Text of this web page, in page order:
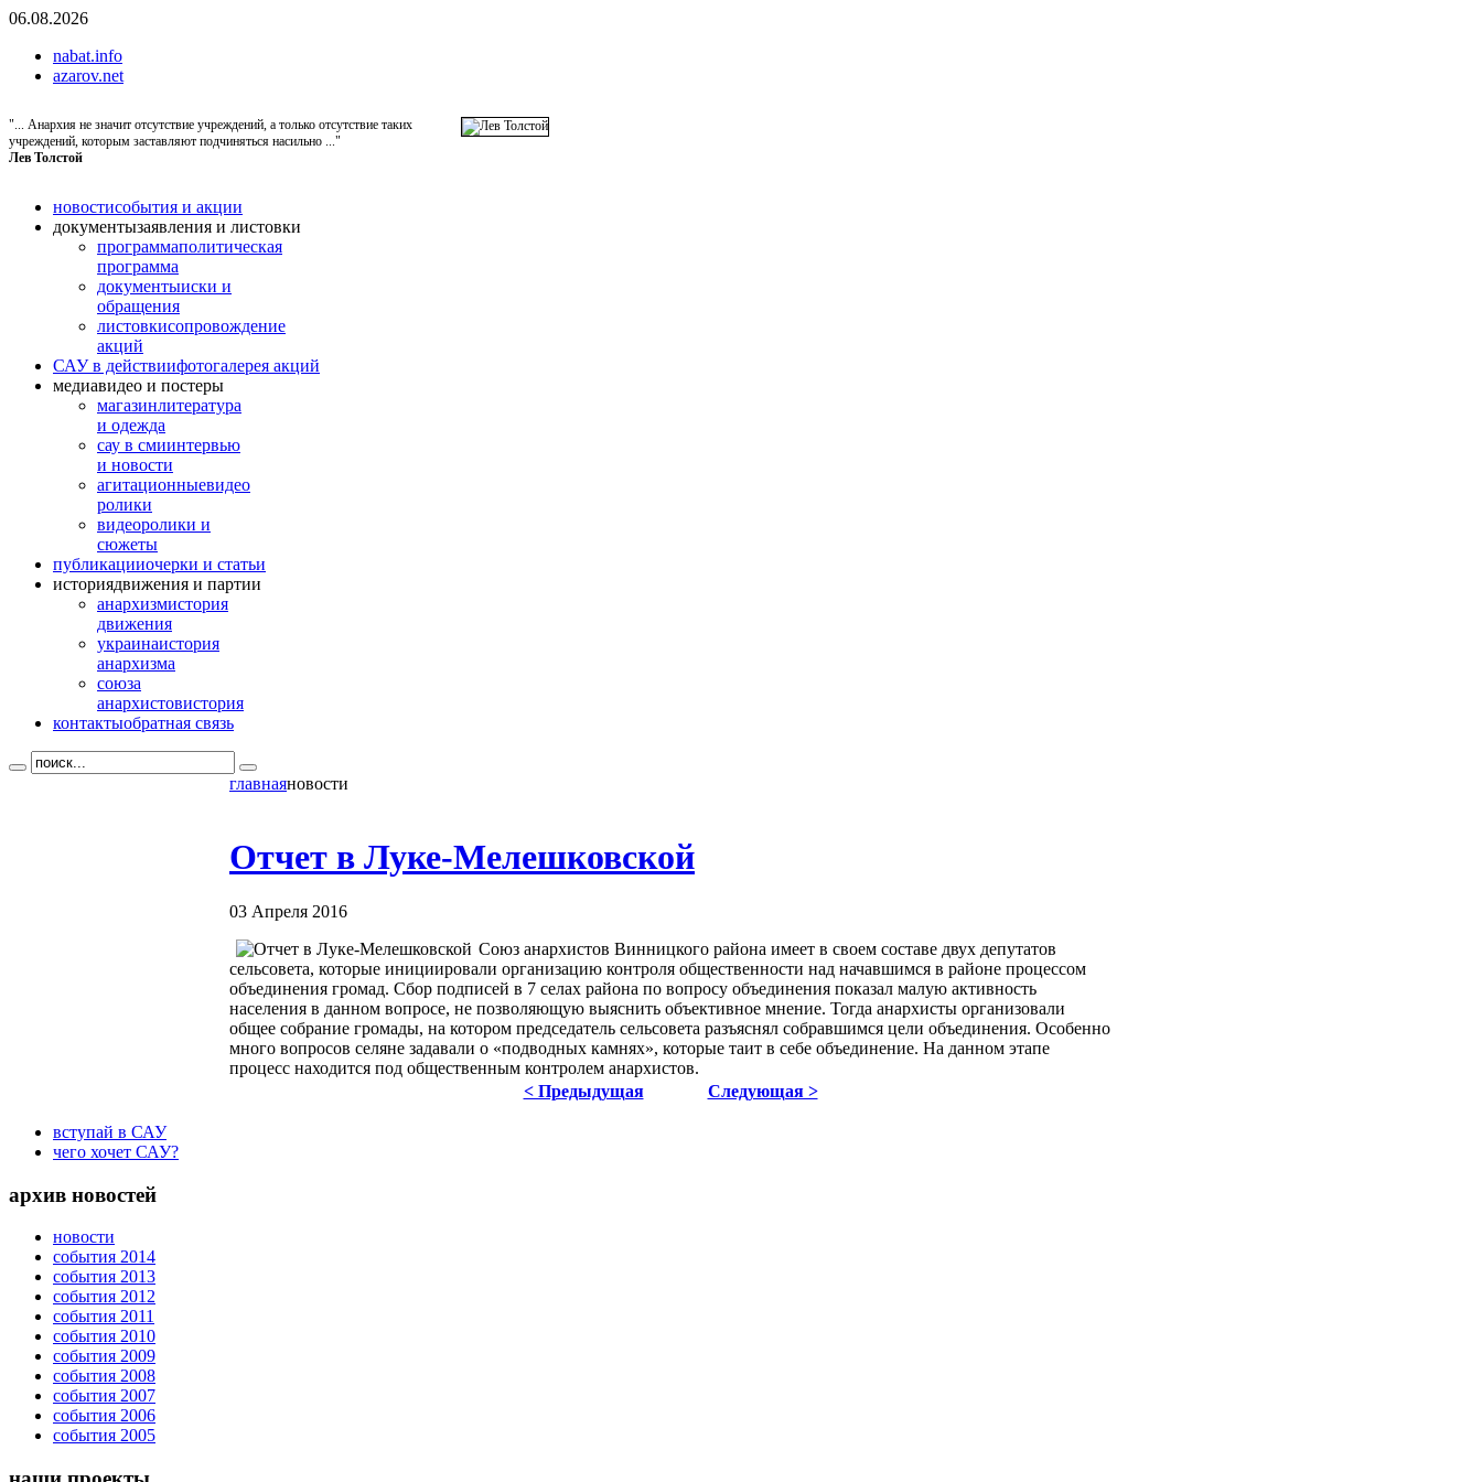
06.08.2026
nabat.info
azarov.net
"... Анархия не значит отсутствие учреждений, а только отсутствие таких
учреждений, которым заставляют подчиняться насильно ..."
Лев Толстой
новостисобытия и акции
документызаявления и листовки
программаполитическая
программа
документыиски и
обращения
листовкисопровождение
акций
САУ в действиифотогалерея акций
медиавидео и постеры
магазинлитература
и одежда
сау в смиинтервью
и новости
агитационныевидео
ролики
видеоролики и
сюжеты
публикацииочерки и статьи
историядвижения и партии
анархизмистория
движения
украинаистория
анархизма
союза
анархистовистория
контактыобратная связь
главнаяновости
Отчет в Луке-Мелешковской
03 Апреля 2016
Союз анархистов Винницкого района имеет в своем составе двух депутатов
сельсовета, которые инициировали организацию контроля общественности над начавшимся в районе процессом
объединения громад. Сбор подписей в 7 селах района по вопросу объединения показал малую активность
населения в данном вопросе, не позволяющую выяснить объективное мнение. Тогда анархисты организовали
общее собрание громады, на котором председатель сельсовета разъяснял собравшимся цели объединения. Особенно
много вопросов селяне задавали о «подводных камнях», которые таит в себе объединение. На данном этапе
процесс находится под общественным контролем анархистов.
< Предыдущая
Следующая >
вступай в САУ
чего хочет САУ?
архив новостей
новости
события 2014
события 2013
события 2012
события 2011
события 2010
события 2009
события 2008
события 2007
события 2006
события 2005